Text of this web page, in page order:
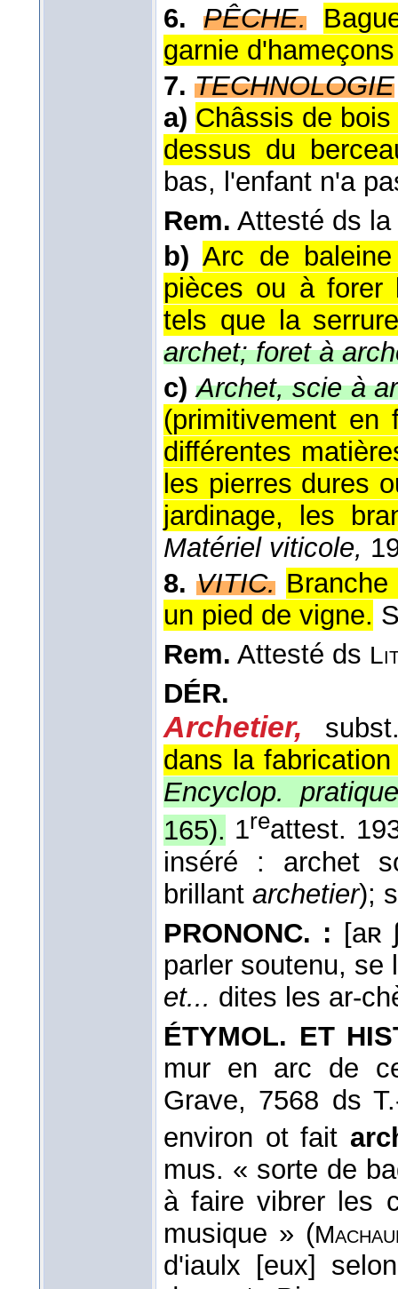
6.
PÊCHE.
garnie
7. TECHNOLOGIE
a) Châssis de
dessus du
bas, l'enfant n'a
Rem. Attesté ds
b) Arc de
pièces ou à forer
tels que la
archet; foret à
c) Archet, scie à
(primitivement en
différentes
les pierres dures
jardinage, les
Matériel viticole,
8. VITIC.
un pied de vigne.
Rem. Attesté ds
DÉR.
Archetier,
dans la
Encyclop.
165). 1reattest.
inséré : archet
brillant archetier);
PRONONC. : [aʀ
parler soutenu, se
et... dites les ar-
ÉTYMOL. ET
mur en arc de
Grave, 7568 ds
environ ot fait
mus. « sorte de
à faire vibrer les
musique » (
d'iaulx [eux]